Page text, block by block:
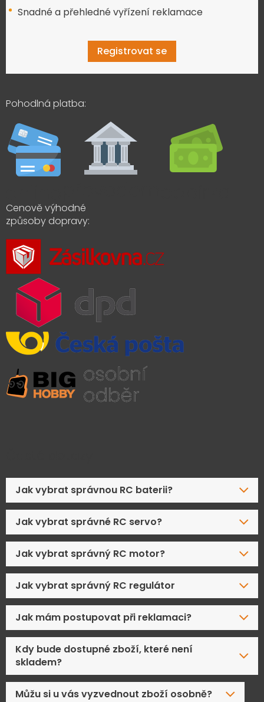
Snadné a přehledné vyřízení reklamace
Registrovat se
Pohodlná platba:
Cenově výhodné
způsoby dopravy:
Jak vybrat správnou RC baterii?
Jak vybrat správné RC servo?
Jak vybrat správný RC motor?
Jak vybrat správný RC regulátor
Jak mám postupovat při reklamaci?
Kdy bude dostupné zboží, které není
skladem?
Můžu si u vás vyzvednout zboží osobně?